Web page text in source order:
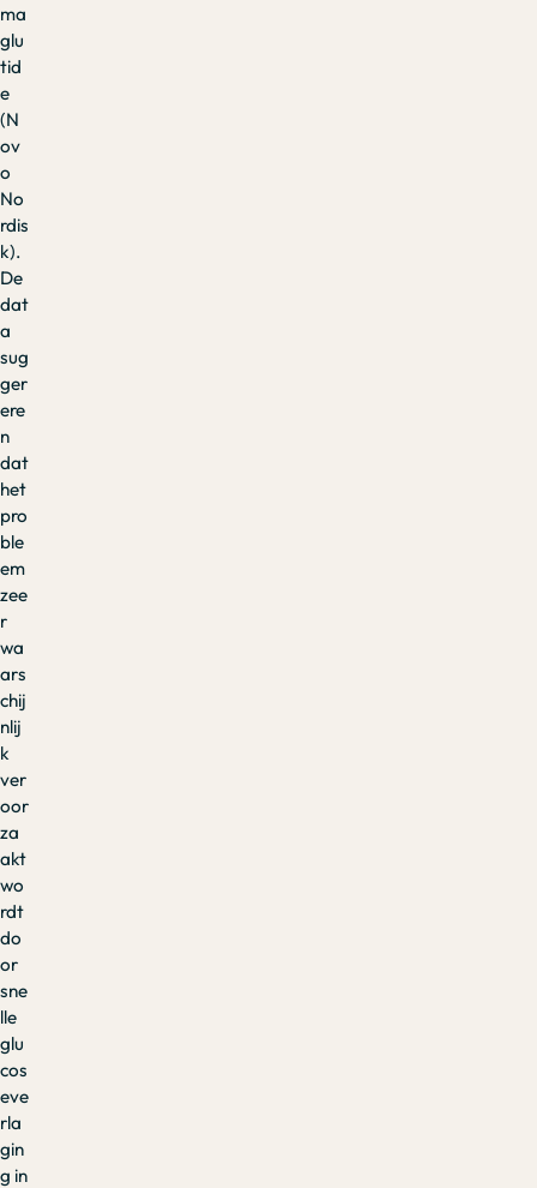
ma
glu
tid
e
(N
ov
o
No
rdis
k).
De
dat
a
sug
ger
ere
n
dat
het
pro
ble
em
zee
r
wa
ars
chij
nlij
k
ver
oor
za
akt
wo
rdt
do
or
sne
lle
glu
cos
eve
rla
gin
g in